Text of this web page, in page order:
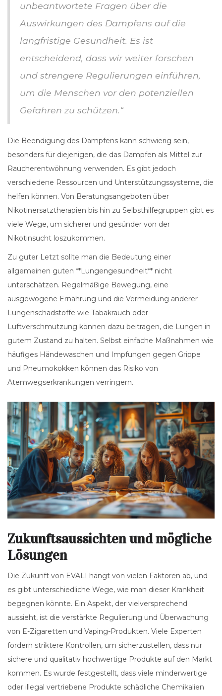
unbeantwortete Fragen über die
Auswirkungen des Dampfens auf die
langfristige Gesundheit. Es ist
entscheidend, dass wir weiter forschen
und strengere Regulierungen einführen,
um die Menschen vor den potenziellen
Gefahren zu schützen.“
Die Beendigung des Dampfens kann schwierig sein,
besonders für diejenigen, die das Dampfen als Mittel zur
Raucherentwöhnung verwenden. Es gibt jedoch
verschiedene Ressourcen und Unterstützungssysteme, die
helfen können. Von Beratungsangeboten über
Nikotinersatztherapien bis hin zu Selbsthilfegruppen gibt es
viele Wege, um sicherer und gesünder von der
Nikotinsucht loszukommen.
Zu guter Letzt sollte man die Bedeutung einer
allgemeinen guten **Lungengesundheit** nicht
unterschätzen. Regelmäßige Bewegung, eine
ausgewogene Ernährung und die Vermeidung anderer
Lungenschadstoffe wie Tabakrauch oder
Luftverschmutzung können dazu beitragen, die Lungen in
gutem Zustand zu halten. Selbst einfache Maßnahmen wie
häufiges Händewaschen und Impfungen gegen Grippe
und Pneumokokken können das Risiko von
Atemwegserkrankungen verringern.
Zukunftsaussichten und mögliche
Lösungen
Die Zukunft von EVALI hängt von vielen Faktoren ab, und
es gibt unterschiedliche Wege, wie man dieser Krankheit
begegnen könnte. Ein Aspekt, der vielversprechend
aussieht, ist die verstärkte Regulierung und Überwachung
von E-Zigaretten und Vaping-Produkten. Viele Experten
fordern striktere Kontrollen, um sicherzustellen, dass nur
sichere und qualitativ hochwertige Produkte auf den Markt
kommen. Es wurde festgestellt, dass viele minderwertige
oder illegal vertriebene Produkte schädliche Chemikalien